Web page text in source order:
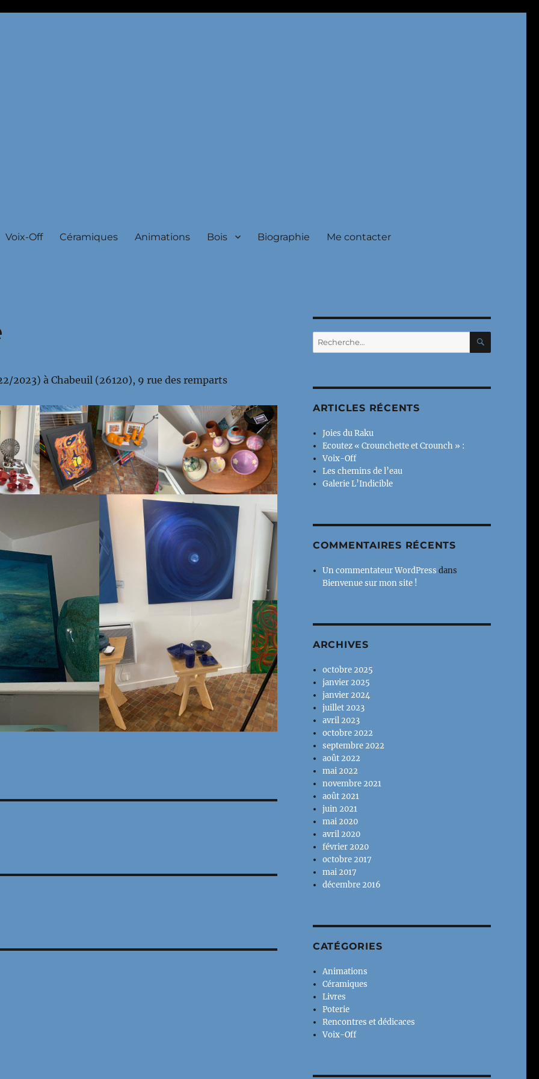
Voix-Off Céramiques Animations Bois Biographie Me contacter
2023) à Chabeuil (26120), 9 rue des remparts
Recherche
pour :
ARTICLES RÉCENTS
Joies du Raku
Ecoutez « Crounchette et Crounch » :
Voix-Off
Les chemins de l’eau
Galerie L’Indicible
COMMENTAIRES RÉCENTS
Un commentateur WordPress dans
Bienvenue sur mon site !
ARCHIVES
octobre 2025
janvier 2025
janvier 2024
juillet 2023
avril 2023
octobre 2022
septembre 2022
août 2022
mai 2022
novembre 2021
août 2021
juin 2021
mai 2020
avril 2020
février 2020
octobre 2017
mai 2017
décembre 2016
CATÉGORIES
Animations
Céramiques
Livres
Poterie
Rencontres et dédicaces
Voix-Off